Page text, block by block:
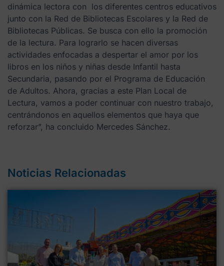
dinámica lectora con los diferentes centros educativos
junto con la Red de Bibliotecas Escolares y la Red de
Bibliotecas Públicas. Se busca con ello la promoción
de la lectura. Para lograrlo se hacen diversas
actividades enfocadas a despertar el amor por los
libros en los niños y niñas desde Infantil hasta
Secundaria, pasando por el Programa de Educación
de Adultos. Ahora, gracias a este Plan Local de
Lectura, vamos a poder continuar con nuestro trabajo,
centrándonos en aquellos elementos que haya que
reforzar”, ha concluido Mercedes Sánchez.
Noticias Relacionadas